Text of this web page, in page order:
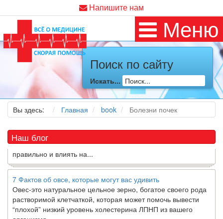
Напишите нам
Меню
Поиск по сайту
Искать...
Вы здесь: Главная book Болезни почек
Наш блог
Как я заболел во время локдауна?
Это странная ситуация: вы соблюдали все меры
предосторожности COVID-19 (вы почти все время дома),
но, тем не менее, вы каким-то образом простудились. Вы
можете задаться...
5 причин обратить внимание на средиземноморскую диету
Как диетолог, я вижу, что многие причудливые диеты
из них это скорее наказание, чем способ питаться
правильно и влиять на...
7 Фактов об овсе, которые могут вас удивить
Овес-это натуральное цельное зерно, богатое своего рода
растворимой клетчаткой, которая может помочь вывести
“плохой” низкий уровень холестерина ЛПНП из вашего
организма....